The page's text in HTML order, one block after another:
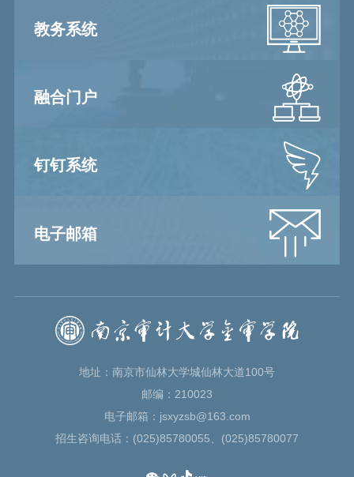
教务系统
融合门户
钉钉系统
电子邮箱
地址：南京市仙林大学城仙林大道100号
邮编：210023
电子邮箱：jsxyzsb@163.com
招生咨询电话：(025)85780055、(025)85780077